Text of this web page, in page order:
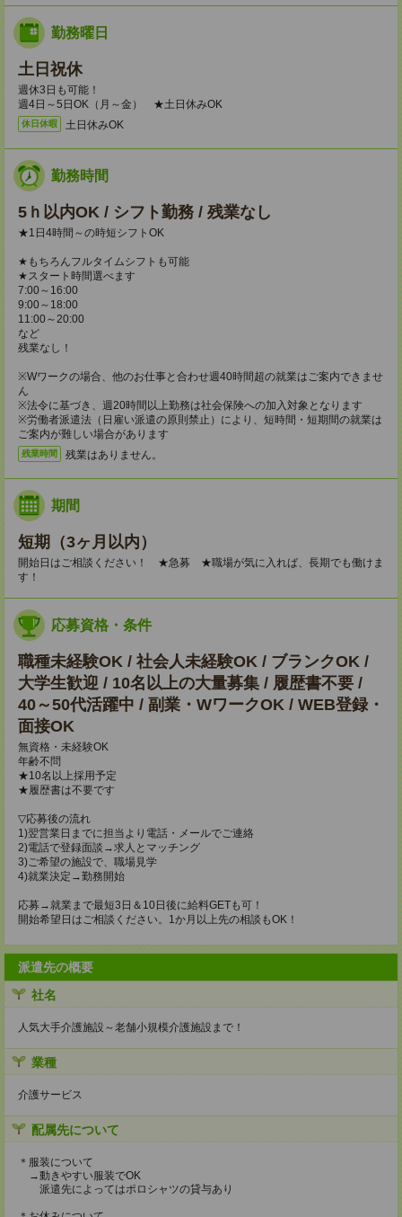
勤務曜日
土日祝休
週休3日も可能！
週4日～5日OK（月～金） ★土日休みOK
休日休暇 土日休みOK
勤務時間
5ｈ以内OK / シフト勤務 / 残業なし
★1日4時間～の時短シフトOK
★もちろんフルタイムシフトも可能
★スタート時間選べます
7:00～16:00
9:00～18:00
11:00～20:00
など
残業なし！
※Wワークの場合、他のお仕事と合わせ週40時間超の就業はご案内できませ
ん
※法令に基づき、週20時間以上勤務は社会保険への加入対象となります
※労働者派遣法（日雇い派遣の原則禁止）により、短時間・短期間の就業は
ご案内が難しい場合があります
残業時間 残業はありません。
期間
短期（3ヶ月以内）
開始日はご相談ください！ ★急募 ★職場が気に入れば、長期でも働けま
す！
応募資格・条件
職種未経験OK / 社会人未経験OK / ブランクOK /
大学生歓迎 / 10名以上の大量募集 / 履歴書不要 /
40～50代活躍中 / 副業・WワークOK / WEB登録・
面接OK
無資格・未経験OK
年齢不問
★10名以上採用予定
★履歴書は不要です
▽応募後の流れ
1)翌営業日までに担当より電話・メールでご連絡
2)電話で登録面談→求人とマッチング
3)ご希望の施設で、職場見学
4)就業決定→勤務開始
応募→就業まで最短3日＆10日後に給料GETも可！
開始希望日はご相談ください。1か月以上先の相談もOK！
派遣先の概要
社名
人気大手介護施設～老舗小規模介護施設まで！
業種
介護サービス
配属先について
＊服装について
→動きやすい服装でOK
派遣先によってはポロシャツの貸与あり